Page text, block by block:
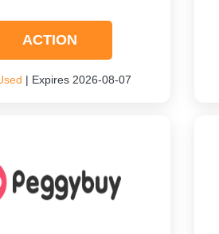
ACTION
| Expires 2026-08-07